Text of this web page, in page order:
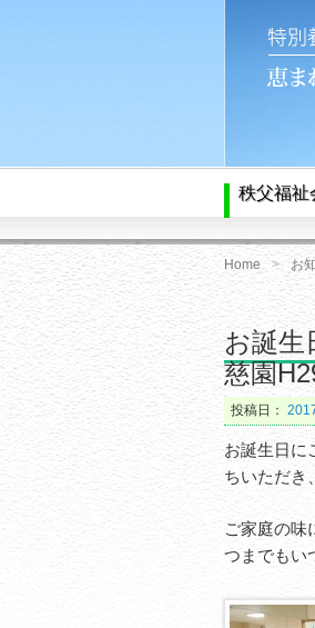
秩父福祉
Home お
お誕生
慈園
投稿日：
お誕生日に
ちいただき
ご家庭の味
つまでもい